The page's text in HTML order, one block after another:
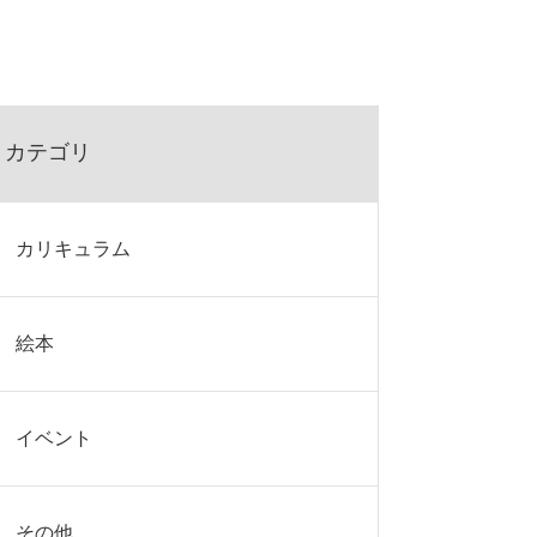
カテゴリ
カリキュラム
絵本
イベント
その他